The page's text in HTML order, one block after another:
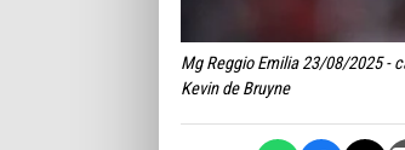
Mg Reggio Emilia 23/08/2025 -
Kevin de Bruyne